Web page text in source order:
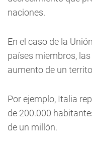
naciones.
En el caso de la
países miembros,
aumento de un
Por ejemplo, Italia
de 200.000
de un millón.